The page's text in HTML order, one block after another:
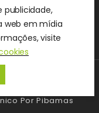
publicidade,
web em mídia
visite
Por Pibamas